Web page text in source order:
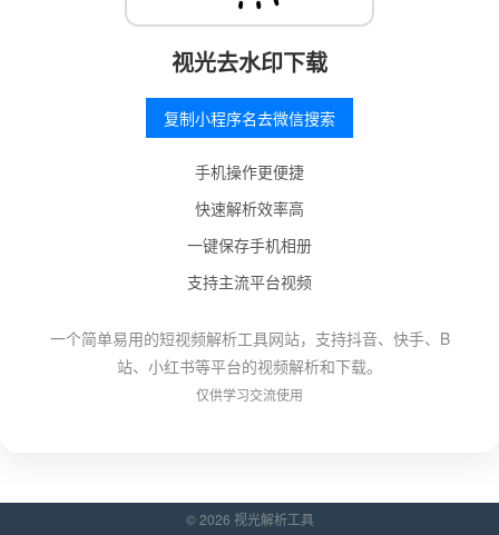
视光去水印下载
复制小程序名去微信搜索
手机操作更便捷
快速解析效率高
一键保存手机相册
支持主流平台视频
一个简单易用的短视频解析工具网站，支持抖音、快手、B
站、小红书等平台的视频解析和下载。
仅供学习交流使用
© 2026 视光解析工具